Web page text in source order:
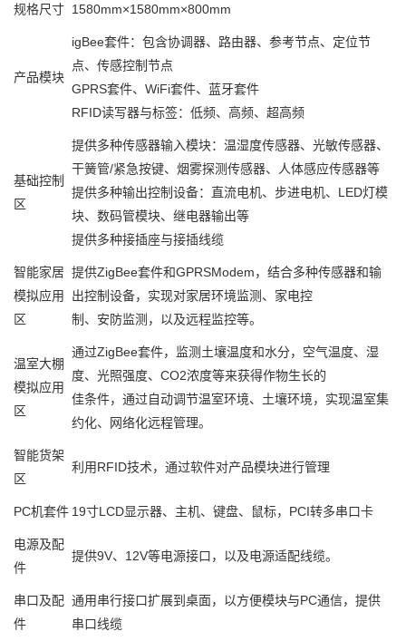
规格尺寸 1580mm×1580mm×800mm
产品模块
igBee套件：包含协调器、路由器、参考节点、定位节
点、传感控制节点
GPRS套件、WiFi套件、蓝牙套件
RFID读写器与标签：低频、高频、超高频
基础控制
区
提供多种传感器输入模块：温湿度传感器、光敏传感器、
干簧管/紧急按键、烟雾探测传感器、人体感应传感器等
提供多种输出控制设备：直流电机、步进电机、LED灯模
块、数码管模块、继电器输出等
提供多种接插座与接插线缆
智能家居
模拟应用
区
提供ZigBee套件和GPRSModem，结合多种传感器和输
出控制设备，实现对家居环境监测、家电控
制、安防监测，以及远程监控等。
温室大棚
模拟应用
区
通过ZigBee套件，监测土壤温度和水分，空气温度、湿
度、光照强度、CO2浓度等来获得作物生长的
佳条件，通过自动调节温室环境、土壤环境，实现温室集
约化、网络化远程管理。
智能货架
区
利用RFID技术，通过软件对产品模块进行管理
PC机套件 19寸LCD显示器、主机、键盘、鼠标，PCI转多串口卡
电源及配
件
提供9V、12V等电源接口，以及电源适配线缆。
串口及配
件
通用串行接口扩展到桌面，以方便模块与PC通信，提供
串口线缆